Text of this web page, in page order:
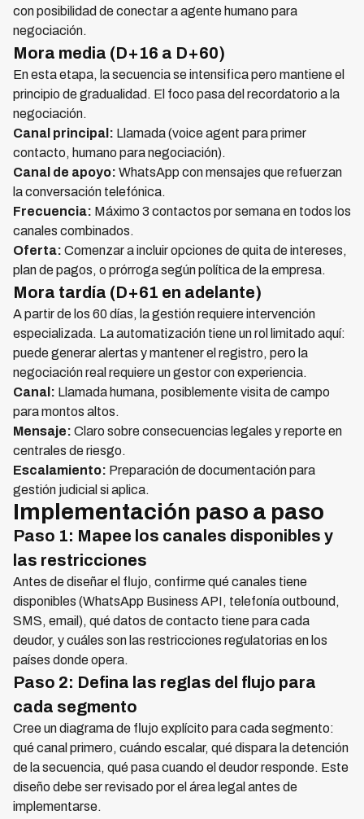
con posibilidad de conectar a agente humano para
negociación.
Mora media (D+16 a D+60)
En esta etapa, la secuencia se intensifica pero mantiene el
principio de gradualidad. El foco pasa del recordatorio a la
negociación.
Canal principal: Llamada (voice agent para primer
contacto, humano para negociación).
Canal de apoyo: WhatsApp con mensajes que refuerzan
la conversación telefónica.
Frecuencia: Máximo 3 contactos por semana en todos los
canales combinados.
Oferta: Comenzar a incluir opciones de quita de intereses,
plan de pagos, o prórroga según política de la empresa.
Mora tardía (D+61 en adelante)
A partir de los 60 días, la gestión requiere intervención
especializada. La automatización tiene un rol limitado aquí:
puede generar alertas y mantener el registro, pero la
negociación real requiere un gestor con experiencia.
Canal: Llamada humana, posiblemente visita de campo
para montos altos.
Mensaje: Claro sobre consecuencias legales y reporte en
centrales de riesgo.
Escalamiento: Preparación de documentación para
gestión judicial si aplica.
Implementación paso a paso
Paso 1: Mapee los canales disponibles y
las restricciones
Antes de diseñar el flujo, confirme qué canales tiene
disponibles (WhatsApp Business API, telefonía outbound,
SMS, email), qué datos de contacto tiene para cada
deudor, y cuáles son las restricciones regulatorias en los
países donde opera.
Paso 2: Defina las reglas del flujo para
cada segmento
Cree un diagrama de flujo explícito para cada segmento:
qué canal primero, cuándo escalar, qué dispara la detención
de la secuencia, qué pasa cuando el deudor responde. Este
diseño debe ser revisado por el área legal antes de
implementarse.